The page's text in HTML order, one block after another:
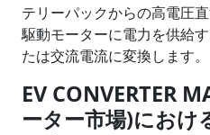
テリーパックからの高電圧
駆動モーターに電力を供給
たは交流電流に変換します。
EV CONVERTER
ーター市場)におけ